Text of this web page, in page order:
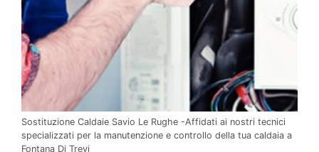
Sostituzione Caldaie Savio Le Rughe -Affidati ai nostri tecnici
specializzati per la manutenzione e controllo della tua caldaia a
Fontana Di Trevi